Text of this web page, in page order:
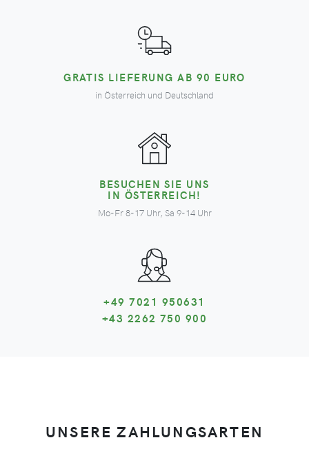
GRATIS LIEFERUNG AB 90 EURO
in Österreich und Deutschland
BESUCHEN SIE UNS
IN ÖSTERREICH!
Mo-Fr 8-17 Uhr, Sa 9-14 Uhr
+49 7021 950631
+43 2262 750 900
UNSERE ZAHLUNGSARTEN